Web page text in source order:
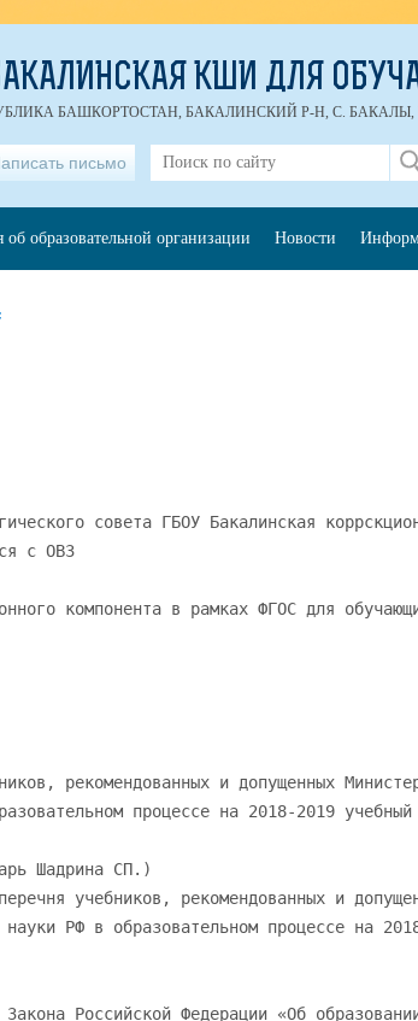
совета ГБОУ Бакалинская
с ОВЗ
компонента в рамках ФГОС для
рекомендованных и допущенных
процессе на 2018-2019
Шадрина СП.)
учебников, рекомендованных и
науки РФ в образовательном процессе на
Российской Федерации «Об
КШИ ДЛЯ
БАШКОРТОСТАН, БАКАЛИНСКИЙ Р-Н, С. БАКАЛЫ,
письмо
об образовательной организации Новости